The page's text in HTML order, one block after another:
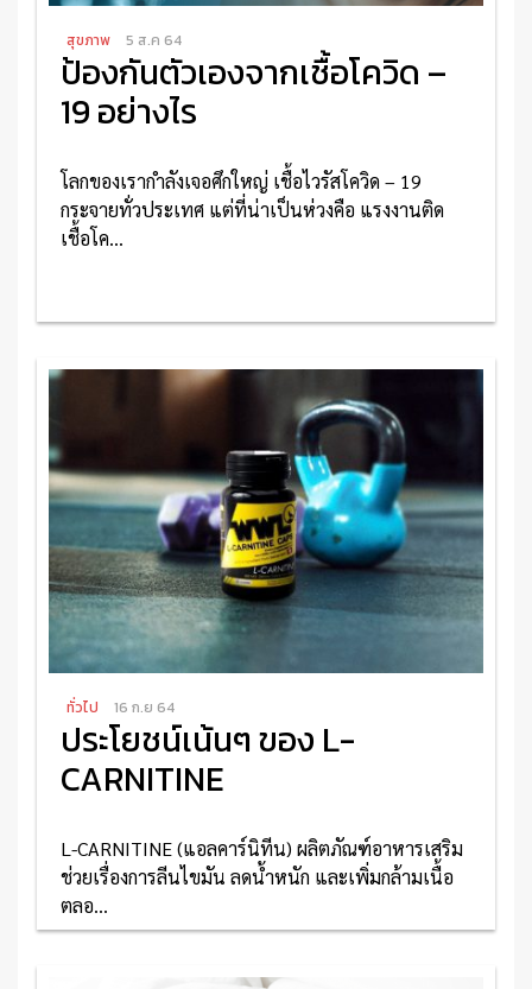
สุขภาพ 5 ส.ค 64
ป้องกันตัวเองจากเชื้อโควิด –
19 อย่างไร
โลกของเรากำลังเจอศึกใหญ่ เชื้อไวรัสโควิด – 19
กระจายทั่วประเทศ แต่ที่น่าเป็นห่วงคือ แรงงานติด
เชื้อโค...
อ่านเพิ่มเติม
ทั่วไป 16 ก.ย 64
ประโยชน์เน้นๆ ของ L-
CARNITINE
L-CARNITINE (แอลคาร์นิทีน) ผลิตภัณฑ์อาหารเสริม
ช่วยเรื่องการลีนไขมัน ลดน้ำหนัก และเพิ่มกล้ามเนื้อ
ตลอ...